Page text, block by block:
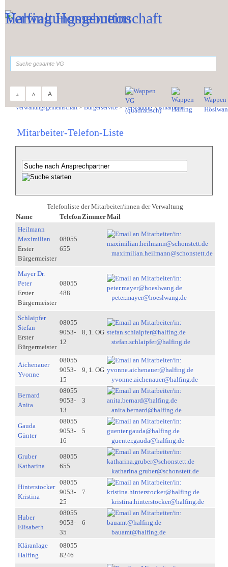
A A A
Verwaltungsgemeinschaft>Bürgerservice>Verwaltung>Mitarbeiter
Mitarbeiter-Telefon-Liste
Telefonliste der Mitarbeiter/innen der Verwaltung
Name
Telefon ZimmerMail
Heilmann
Maximilian
Erster
Bürgermeister
08055
655
maximilian.heilmann@schonstett.de
Mayer Dr.
Peter
Erster
Bürgermeister
08055
488
peter.mayer@hoeslwang.de
Schlaipfer
Stefan
Erster
Bürgermeister
08055
9053-
12
8, 1. OG
stefan.schlaipfer@halfing.de
Aichenauer
Yvonne
08055
9053-
15
9, 1. OG
yvonne.aichenauer@halfing.de
Bernard
Anita
08055
9053-
13
3
anita.bernard@halfing.de
Gauda
Günter
08055
9053-
16
5
guenter.gauda@halfing.de
Gruber
Katharina
08055
655
katharina.gruber@schonstett.de
Hinterstocker
Kristina
08055
9053-
25
7
kristina.hinterstocker@halfing.de
Huber
Elisabeth
08055
9053-
35
6
bauamt@halfing.de
Kläranlage
Halfing
08055
8246